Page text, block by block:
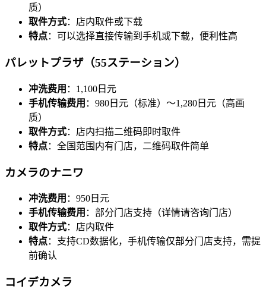
质）
取件方式：店内取件或下载
特点：可以选择直接传输到手机或下载，便利性高
パレットプラザ（55ステーション）
冲洗费用 ：1,100日元
手机传输费用 ：980日元（标准）～1,280日元（高画
质）
取件方式：店内扫描二维码即时取件
特点：全国范围内有门店，二维码取件简单
カメラのナニワ
冲洗费用 ：950日元
手机传输费用 ：部分门店支持（详情请咨询门店）
取件方式：店内取件
特点：支持CD数据化，手机传输仅部分门店支持，需提
前确认
コイデカメラ